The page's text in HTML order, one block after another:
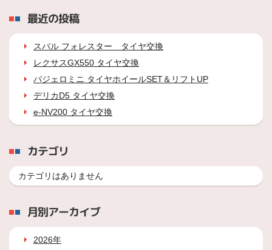
最近の投稿
スバル フォレスター タイヤ交換
レクサスGX550 タイヤ交換
パジェロミニ タイヤホイールSET＆リフトUP
デリカD5 タイヤ交換
e-NV200 タイヤ交換
カテゴリ
カテゴリはありません
月別アーカイブ
2026年